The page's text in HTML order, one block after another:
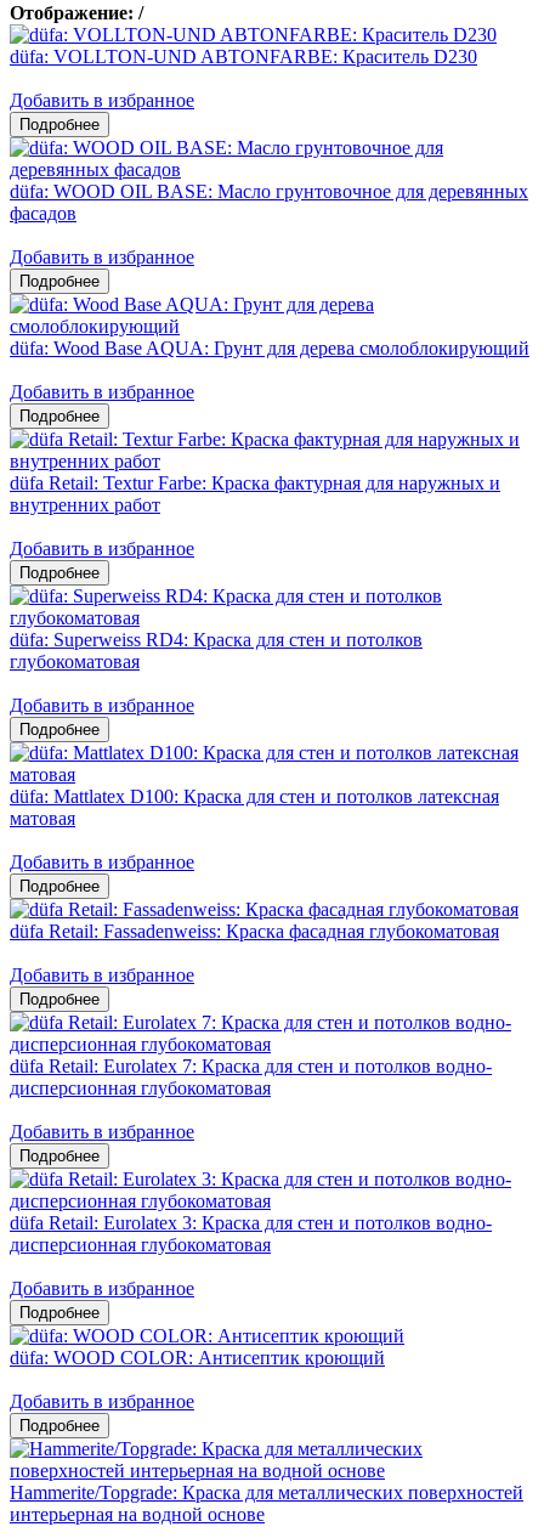
Отображение: /
düfa: VOLLTON-UND ABTONFARBE: Краситель D230
Добавить в избранное
düfa: WOOD OIL BASE: Масло грунтовочное для деревянных
фасадов
Добавить в избранное
düfa: Wood Base AQUA: Грунт для дерева смолоблокирующий
Добавить в избранное
düfa Retail: Textur Farbe: Краска фактурная для наружных и
внутренних работ
Добавить в избранное
düfa: Superweiss RD4: Краска для стен и потолков
глубокоматовая
Добавить в избранное
düfa: Mattlatex D100: Краска для стен и потолков латексная
матовая
Добавить в избранное
düfa Retail: Fassadenweiss: Краска фасадная глубокоматовая
Добавить в избранное
düfa Retail: Eurolatex 7: Краска для стен и потолков водно-
дисперсионная глубокоматовая
Добавить в избранное
düfa Retail: Eurolatex 3: Краска для стен и потолков водно-
дисперсионная глубокоматовая
Добавить в избранное
düfa: WOOD COLOR: Антисептик кроющий
Добавить в избранное
Hammerite/Topgrade: Краска для металлических поверхностей
интерьерная на водной основе